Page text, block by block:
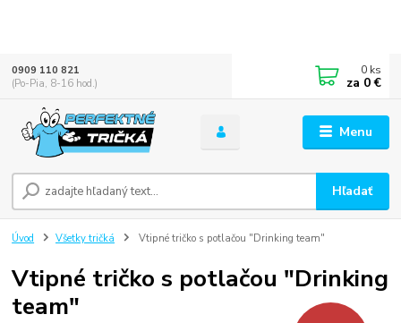
Menu
Hľadať
0909 110 821
(Po-Pia, 8-16 hod.)
0 ks
za 0 €
Úvod Všetky tričká Vtipné tričko s potlačou "Drinking team"
Vtipné tričko s potlačou "Drinking
team"